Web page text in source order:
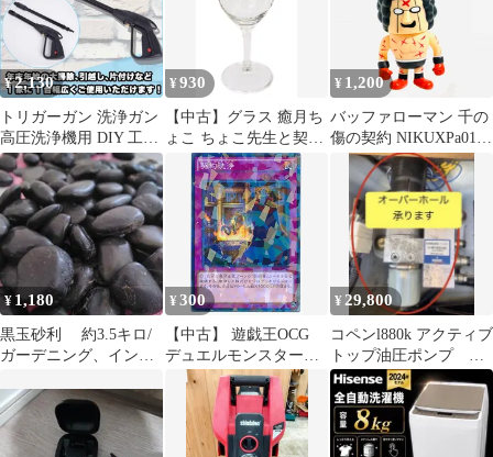
¥2,130
トリガーガン 洗浄ガン
高圧洗浄機用 DIY 工具
洗車 掃除 アタッチメン
ト 高圧洗浄 汎用 楽々
洗浄
¥930
【中古】グラス 癒月ち
ょこ ちょこ先生と契約
の杯グラス 「バーチャ
ルYouTuber ホロライブ
癒月ちょこ 活動5周年
記念」
¥ 1,200
バッファローマン 千の
傷の契約 NIKUXPa019 /
キン肉マン
PansonWorks (パンソ
ン・ワークス) ソフビ
フィギュア
¥ 1,180
黒玉砂利 約3.5キロ/
ガーデニング、インテ
ルチング
¥300
【中古】 遊戯王OCG
デュエルモンスターズ
契約洗浄 SPRG SPRG-
JP011 ノーマルパラレ
¥ 29,800
コペンl880k アクティブ
トップ油圧ポンプ オ
ーバーホール